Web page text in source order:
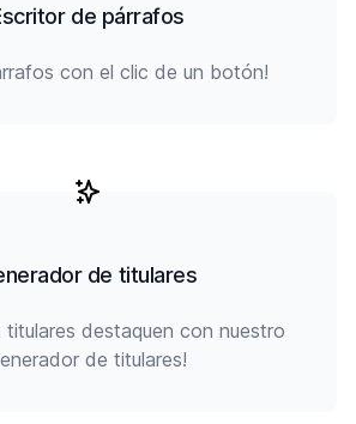
de párrafos
con el clic de un botón!
de titulares
titulares destaquen con nuestro
de titulares!